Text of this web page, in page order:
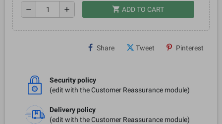
remove add shopping_cart ADD TO CART
Share Tweet Pinterest
Security policy
(edit with the Customer Reassurance module)
Delivery policy
(edit with the Customer Reassurance module)